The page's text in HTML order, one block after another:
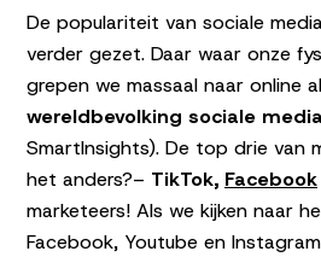
De populariteit van sociale
verder gezet. Daar waar onze
grepen we massaal naar online
wereldbevolking sociale media
SmartInsights). De top drie van
het anders?– TikTok, Facebook
marketeers! Als we kijken naar
Facebook, Youtube en